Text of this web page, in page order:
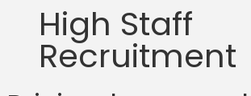
High Staff
Recruitment